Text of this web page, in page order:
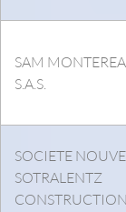
SAM
S.A.S.
SOCIETE
SOTRALENTZ